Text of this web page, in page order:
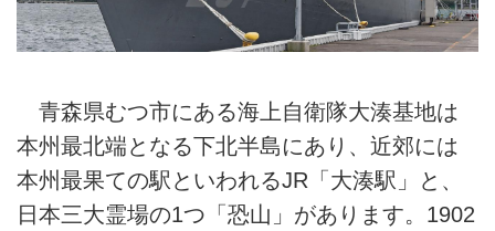
青森県むつ市にある海上自衛隊大湊基地は
本州最北端となる下北半島にあり、近郊には
本州最果ての駅といわれるJR「大湊駅」と、
日本三大霊場の1つ「恐山」があります。1902